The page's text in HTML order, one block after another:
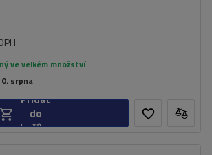
ve velkém množství
srpna
Přidat
do
košíku